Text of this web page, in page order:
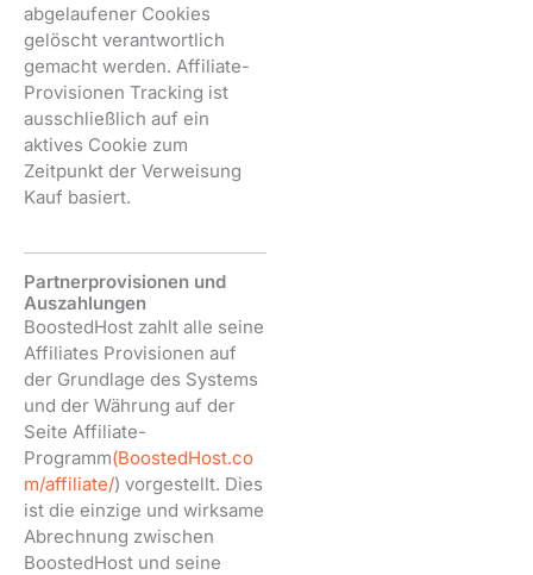
abgelaufener Cookies
gelöscht verantwortlich
gemacht werden. Affiliate-
Provisionen Tracking ist
ausschließlich auf ein
aktives Cookie zum
Zeitpunkt der Verweisung
Kauf basiert.
Partnerprovisionen und
Auszahlungen
BoostedHost zahlt alle seine
Affiliates Provisionen auf
der Grundlage des Systems
und der Währung auf der
Seite Affiliate-
Programm(BoostedHost.co
m/affiliate/) vorgestellt. Dies
ist die einzige und wirksame
Abrechnung zwischen
BoostedHost und seine